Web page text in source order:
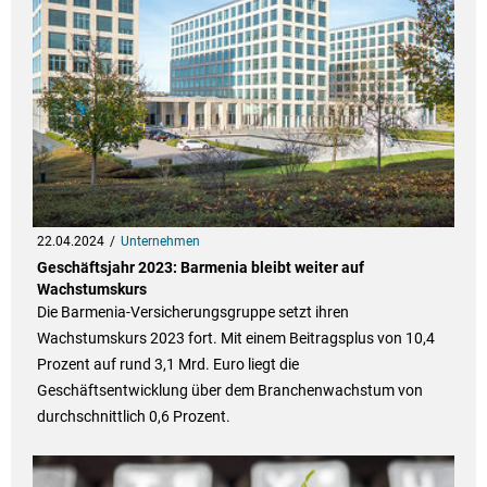
22.04.2024 Unternehmen
Geschäftsjahr 2023: Barmenia bleibt weiter auf
Wachstumskurs
Die Barmenia-Versicherungsgruppe setzt ihren
Wachstumskurs 2023 fort. Mit einem Beitragsplus von 10,4
Prozent auf rund 3,1 Mrd. Euro liegt die
Geschäftsentwicklung über dem Branchenwachstum von
durchschnittlich 0,6 Prozent.